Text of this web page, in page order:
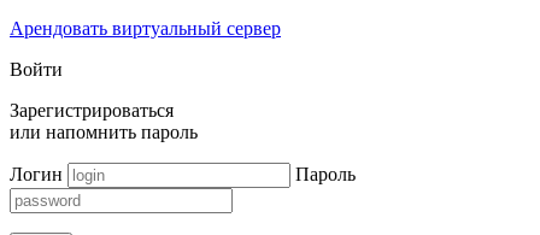
Арендовать виртуальный сервер
Войти
Зарегистрироваться
или напомнить пароль
Логин Пароль